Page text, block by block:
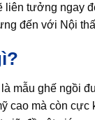
liên tưởng ngay
đến với Nội
mẫu ghế ngồi
cao mà còn